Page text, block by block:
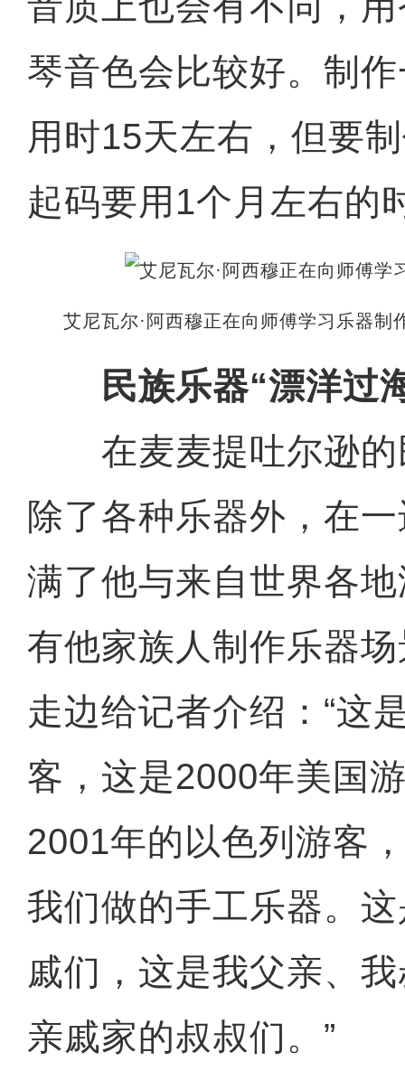
琴音色会比较好。制
用时15天左右，但要
起码要用1个月左右的
艾尼瓦尔·阿西穆正在向师傅学习乐器制
民族乐器“漂洋过
在麦麦提吐尔逊的
除了各种乐器外，在
满了他与来自世界各
有他家族人制作乐器
走边给记者介绍：“这
客，这是2000年美国
2001年的以色列游客
我们做的手工乐器。
戚们，这是我父亲、
亲戚家的叔叔们。”